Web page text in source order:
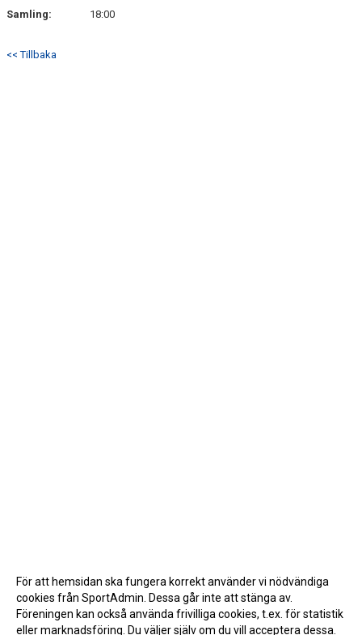
Samling:
18:00
<< Tillbaka
För att hemsidan ska fungera korrekt använder vi nödvändiga
cookies från SportAdmin. Dessa går inte att stänga av.
Föreningen kan också använda frivilliga cookies, t.ex. för statistik
eller marknadsföring. Du väljer själv om du vill acceptera dessa.